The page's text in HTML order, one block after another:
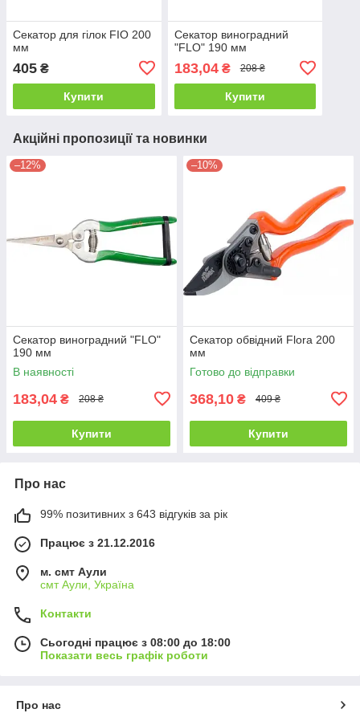
Секатор для гілок FIO 200
мм
405 ₴
Купити
Секатор виноградний
"FLO" 190 мм
183,04₴ 208 ₴
Купити
Акційні пропозиції та новинки
–12%
Секатор виноградний "FLO"
190 мм
В наявності
183,04 ₴ 208 ₴
Купити
–10%
Секатор обвідний Flora 200
мм
Готово до відправки
368,10 ₴ 409 ₴
Купити
Про нас
99% позитивних з 643 відгуків за рік
Працює з 21.12.2016
м. смт Аули
смт Аули, Україна
Контакти
Сьогодні працює з 08:00 до 18:00
Показати весь графік роботи
Про нас